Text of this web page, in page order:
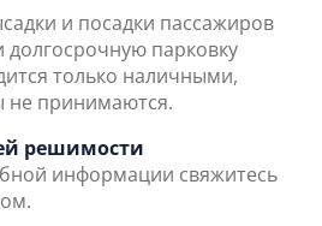
и посадки пассажиров
долгосрочную парковку
только наличными,
не принимаются.
решимости
информации свяжитесь